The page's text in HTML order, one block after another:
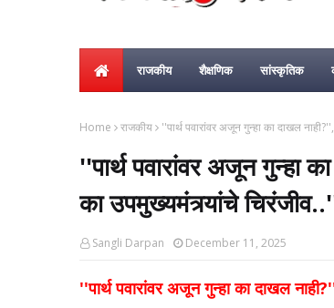
राजकीय शैक्षणिक सांस्कृतिक
Home राजकीय ''पार्थ पवारांवर अजून गुन्हा का दाखल
''पार्थ पवारांवर अजून गुन्हा
का उपमुख्यमंत्र्यांचे
Sangli Darpan December 11, 2025
''पार्थ पवारांवर अजून गुन्हा का दाखल